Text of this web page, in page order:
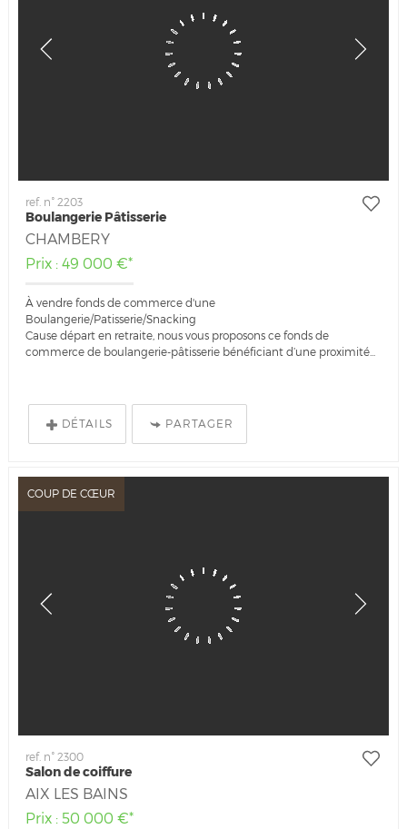
ref. n° 2203
Boulangerie Pâtisserie
CHAMBERY
Prix : 49 000 €*
À vendre fonds de commerce d'une
Boulangerie/Patisserie/Snacking
Cause départ en retraite, nous vous proposons ce fonds de
commerce de boulangerie-pâtisserie bénéficiant d’une proximité...
DÉTAILS PARTAGER
COUP DE CŒUR
ref. n° 2300
Salon de coiffure
AIX LES BAINS
Prix : 50 000 €*